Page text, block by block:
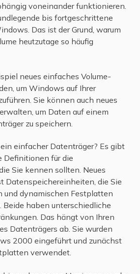
voneinander funktionieren.
bis fortgeschrittene
Das ist der Grund, warum
heutzutage so häufig
neues einfaches Volume-
um Windows auf Ihrer
Sie können auch neues
um Daten auf einem
zu speichern.
einfacher Datenträger? Es gibt
Definitionen für die
Sie kennen sollten. Neues
Datenspeichereinheiten, die Sie
und dynamischen Festplatten
haben unterschiedliche
Das hängt von Ihren
Datenträgers ab. Sie wurden
2000 eingeführt und zunächst
verwendet.